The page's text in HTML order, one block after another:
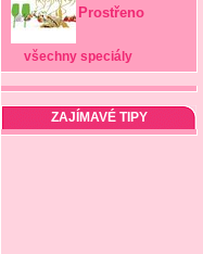
Prostřeno
všechny speciály
ZAJÍMAVÉ TIPY